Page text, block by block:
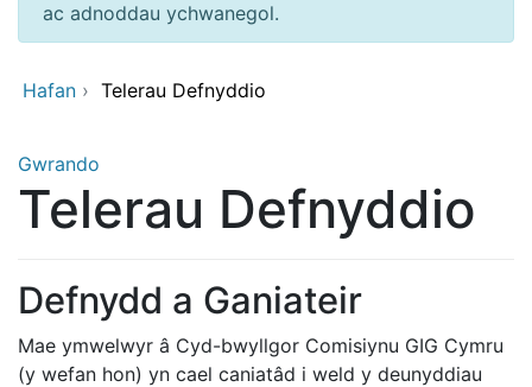
ac adnoddau ychwanegol.
Hafan › Telerau Defnyddio
Gwrando
Telerau Defnyddio
Defnydd a Ganiateir
Mae ymwelwyr â Cyd-bwyllgor Comisiynu GIG Cymru
(y wefan hon) yn cael caniatâd i weld y deunyddiau